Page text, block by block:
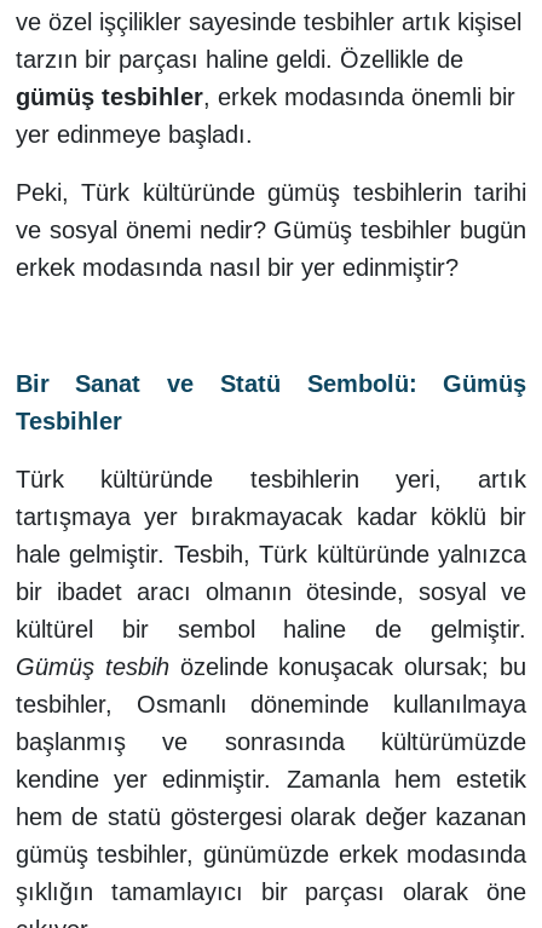
ve özel işçilikler sayesinde tesbihler artık kişisel
tarzın bir parçası haline geldi. Özellikle de
gümüş tesbihler, erkek modasında önemli bir
yer edinmeye başladı.
Peki, Türk kültüründe gümüş tesbihlerin tarihi
ve sosyal önemi nedir? Gümüş tesbihler bugün
erkek modasında nasıl bir yer edinmiştir?
Bir Sanat ve Statü Sembolü: Gümüş
Tesbihler
Türk kültüründe tesbihlerin yeri, artık
tartışmaya yer bırakmayacak kadar köklü bir
hale gelmiştir. Tesbih, Türk kültüründe yalnızca
bir ibadet aracı olmanın ötesinde, sosyal ve
kültürel bir sembol haline de gelmiştir.
Gümüş tesbihözelinde konuşacak olursak; bu
tesbihler, Osmanlı döneminde kullanılmaya
başlanmış ve sonrasında kültürümüzde
kendine yer edinmiştir. Zamanla hem estetik
hem de statü göstergesi olarak değer kazanan
gümüş tesbihler, günümüzde erkek modasında
şıklığın tamamlayıcı bir parçası olarak öne